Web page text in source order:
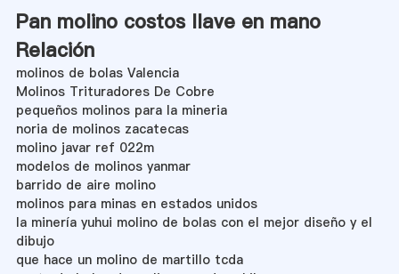
Pan molino costos llave en mano
Relación
molinos de bolas Valencia
Molinos Trituradores De Cobre
pequeños molinos para la mineria
noria de molinos zacatecas
molino javar ref 022m
modelos de molinos yanmar
barrido de aire molino
molinos para minas en estados unidos
la minería yuhui molino de bolas con el mejor diseño y el
dibujo
que hace un molino de martillo tcda